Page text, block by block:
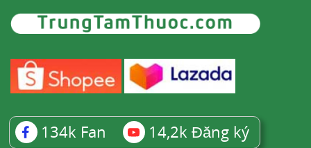
134k Fan 14,2k Đăng ký